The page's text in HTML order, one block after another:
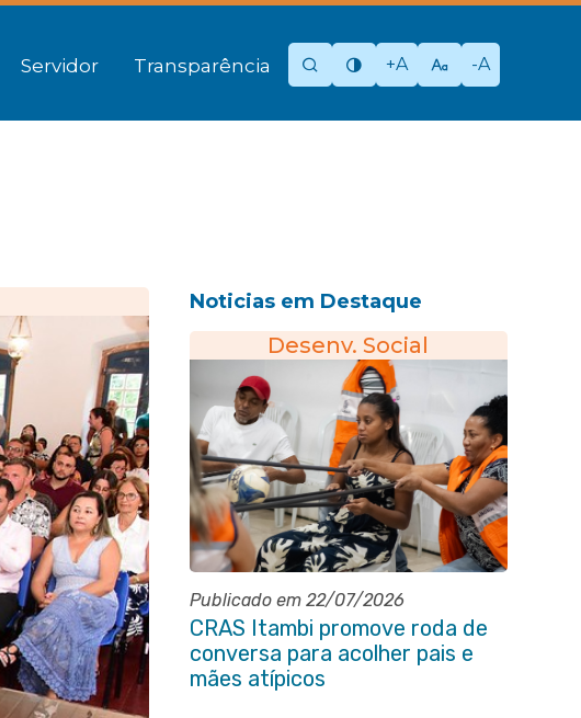
Servidor Transparência +A -A
Noticias em Destaque
Desenv. Social
Publicado em 22/07/2026
CRAS Itambi promove roda de
conversa para acolher pais e
mães atípicos